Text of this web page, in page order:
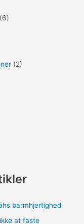
(6)
(2)
barmhjertighed
at faste